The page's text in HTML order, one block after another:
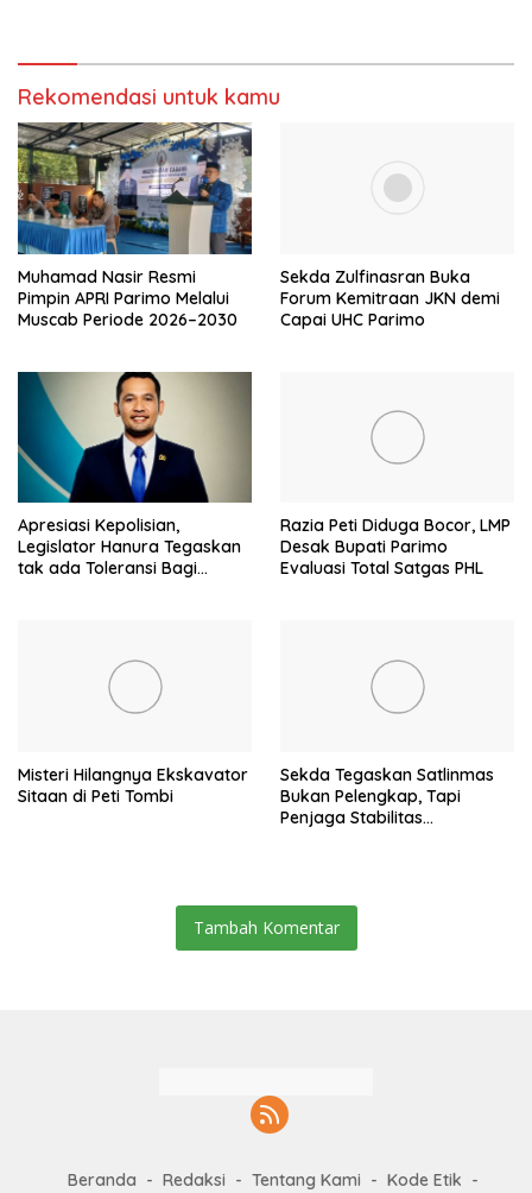
Rekomendasi untuk kamu
Muhamad Nasir Resmi
Pimpin APRI Parimo Melalui
Muscab Periode 2026–2030
Sekda Zulfinasran Buka
Forum Kemitraan JKN demi
Capai UHC Parimo
Apresiasi Kepolisian,
Legislator Hanura Tegaskan
tak ada Toleransi Bagi
Razia Peti Diduga Bocor, LMP
Desak Bupati Parimo
Evaluasi Total Satgas PHL
Misteri Hilangnya Ekskavator
Sitaan di Peti Tombi
Sekda Tegaskan Satlinmas
Bukan Pelengkap, Tapi
Penjaga Stabilitas
Tambah Komentar
Beranda Redaksi Tentang Kami Kode Etik